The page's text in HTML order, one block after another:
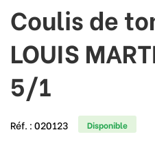
Coulis de
LOUIS
5/1
Réf. :020123 Disponible